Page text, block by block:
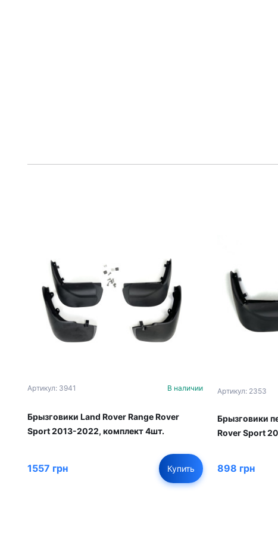
Артикул: 3941 В наличии
Брызговики Land Rover Range Rover
Sport 2013-2022, комплект 4шт.
1557 грн Купить
Артикул: 2353
Брызговики
Rover Sport
898 грн